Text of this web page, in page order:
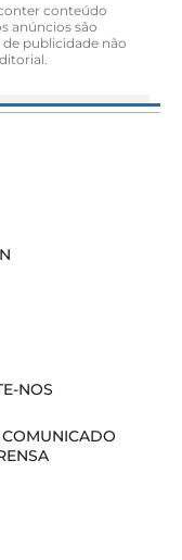
conteúdo
anúncios são
publicidade não
NOS